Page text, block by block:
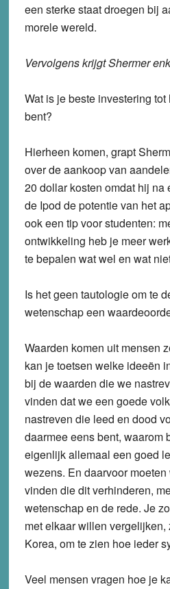
een sterke staat droegen bij
morele wereld.
Vervolgens krijgt Shermer
Wat is je beste investering
bent?
Hierheen komen, grapt
over de aankoop van
20 dollar kosten omdat hij na
de Ipod de potentie van het
ook een tip voor studenten:
ontwikkeling heb je meer
te bepalen wat wel en wat
Is het geen tautologie om te
wetenschap een
Waarden komen uit mensen
kan je toetsen welke ideeën
bij de waarden die we
vinden dat we een goede
nastreven die leed en dood
daarmee eens bent, waarom
eigenlijk allemaal een goed
wezens. En daarvoor
vinden die dit verhinderen,
wetenschap en de rede. Je
met elkaar willen
Korea, om te zien hoe ieder
Veel mensen vragen hoe je